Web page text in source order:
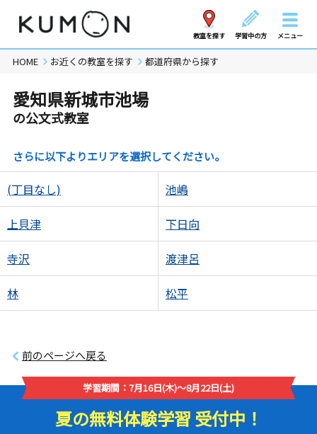
教室を探す 学習中の方 メニュー
HOME お近くの教室を探す 都道府県から探す
愛知県新城市池場
の公文式教室
さらに以下よりエリアを選択してください。
(丁目なし) 池嶋
上貝津 下日向
寺沢 渡津呂
林 松平
前のページへ戻る
学習期間：7月16日(木)～8月22日(土)
夏の無料体験学習 受付中！